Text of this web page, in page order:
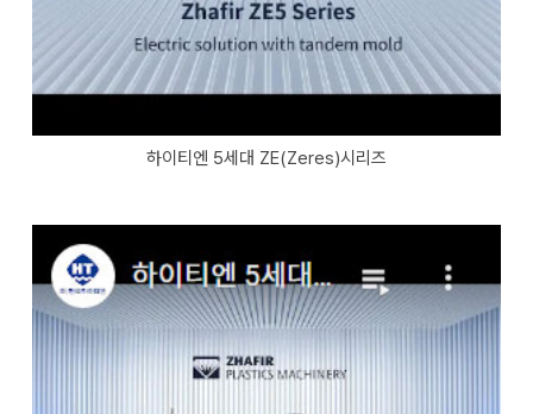
하이티엔 5세대 ZE(Zeres)시리즈